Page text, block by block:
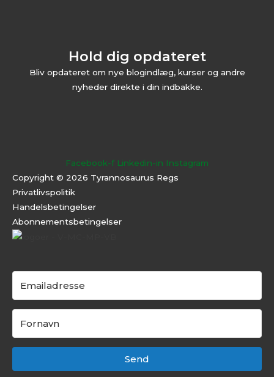
Hold dig opdateret
Bliv opdateret om nye blogindlæg, kurser og andre
nyheder direkte i din indbakke.
Facebook-f Linkedin-in Instagram
Copyright © 2026 Tyrannosaurus Regs
Privatlivspolitik
Handelsbetingelser
Abonnementsbetingelser
Send